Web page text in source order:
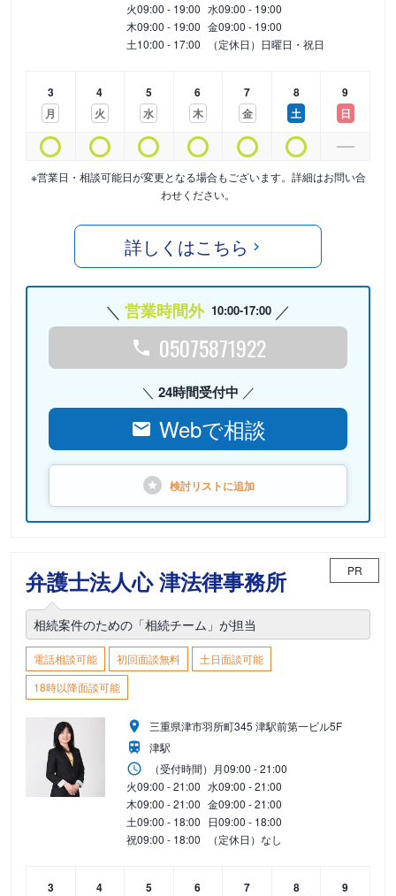
火09:00 - 19:00 水09:00 - 19:00
木09:00 - 19:00 金09:00 - 19:00
土10:00 - 17:00 （定休日）日曜日・祝日
3
月
4
火
5
水
6
木
7
金
8
土
9
日
※営業日・相談可能日が変更となる場合もございます。詳細はお問い合
わせください。
詳しくはこちら
営業時間外 10:00-17:00
05075871922
24時間受付中
Webで相談
検討リストに追加
弁護士法人心 津法律事務所 PR
相続案件のための「相続チーム」が担当
電話相談可能 初回面談無料
土日面談可能
18時以降面談可能
三重県津市羽所町345 津駅前第一ビル5F
津駅
（受付時間） 月09:00 - 21:00
火09:00 - 21:00 水09:00 - 21:00
木09:00 - 21:00 金09:00 - 21:00
土09:00 - 18:00 日09:00 - 18:00
祝09:00 - 18:00 （定休日）なし
3
4
5
6
7
8
9